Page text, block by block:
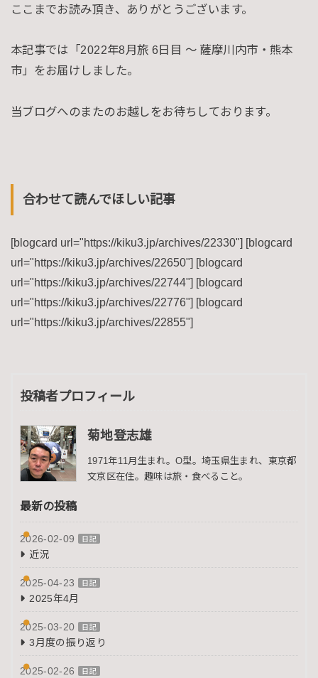
ここまでお読み頂き、ありがとうございます。
本記事では「2022年8月旅 6日目 〜 薩摩川内市・熊本
市」をお届けしました。
当ブログへのまたのお越しをお待ちしております。
合わせて読んでほしい記事
[blogcard url="https://kiku3.jp/archives/22330"] [blogcard
url="https://kiku3.jp/archives/22650"] [blogcard
url="https://kiku3.jp/archives/22744"] [blogcard
url="https://kiku3.jp/archives/22776"] [blogcard
url="https://kiku3.jp/archives/22855"]
投稿者プロフィール
菊地登志雄
1971年11月生まれ。O型。埼玉県生まれ、東京都
文京区在住。趣味は旅・食べること。
最新の投稿
2026-02-09 日記
近況
2025-04-23 日記
2025年4月
2025-03-20 日記
3月度の振り返り
2025-02-26 日記